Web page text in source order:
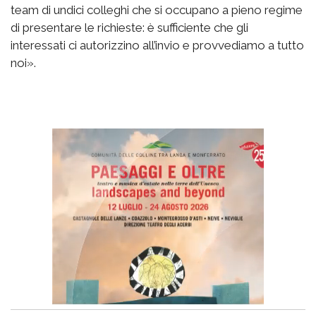
team di undici colleghi che si occupano a pieno regime
di presentare le richieste: è sufficiente che gli
interessati ci autorizzino all’invio e provvediamo a tutto
noi».